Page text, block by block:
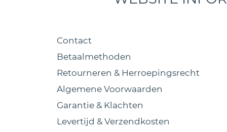
Contact
Betaalmethoden
Retourneren & Herroepingsrecht
Algemene Voorwaarden
Garantie & Klachten
Levertijd & Verzendkosten